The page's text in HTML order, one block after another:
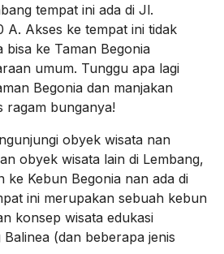
tempat ini ada di Jl.
A. Akses ke tempat ini tidak
bisa ke Taman Begonia
umum. Tunggu apa lagi
Begonia dan manjakan
ragam bunganya!
obyek wisata nan
obyek wisata lain di Lembang,
ke Kebun Begonia nan ada di
ini merupakan sebuah kebun
konsep wisata edukasi
(dan beberapa jenis